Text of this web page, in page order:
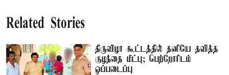
Related Stories
திருவிழா கூட்டத்தில் தனியே தவித்த
குழந்தை மீட்பு; பெற்றோரிடம்
ஒப்படைப்பு